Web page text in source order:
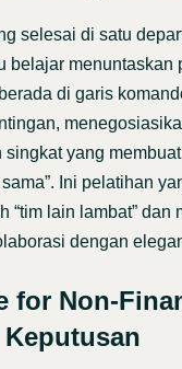
selesai di satu
belajar menuntaskan
di garis
singkat yang
Ini pelatihan
“tim lain lambat” dan
dengan
for Non-